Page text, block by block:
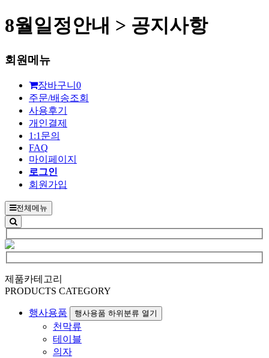
8월일정안내 > 공지사항
회원메뉴
장바구니 0
주문/배송조회
사용후기
개인결제
1:1문의
FAQ
마이페이지
로그인
회원가입
전체메뉴
제품카테고리
PRODUCTS CATEGORY
행사용품 행사용품 하위분류 열기
천막류
테이블
의자